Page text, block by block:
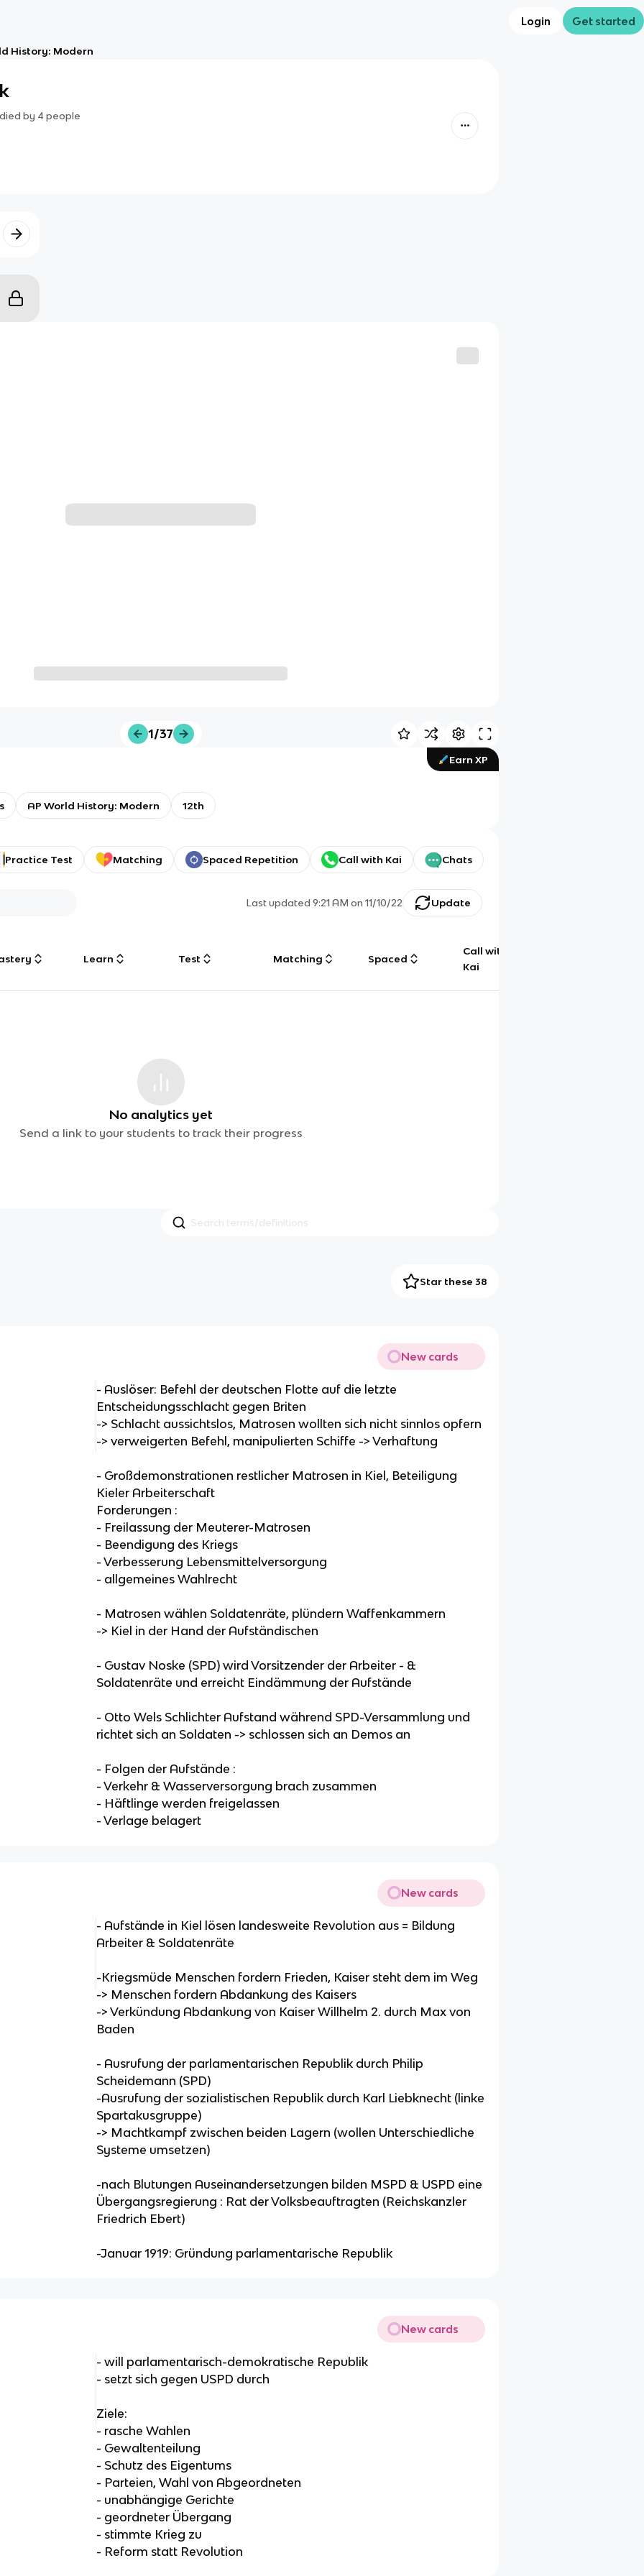
Login Get started
History: Modern
by 4 people
1/37
Earn XP
AP World History: Modern 12th
Practice Test Matching Spaced Repetition Call with Kai Chats
Last updated9:21 AM on 11/10/22 Update
Learn Test Matching Spaced
Call with
Kai
No analytics yet
Send a link to your students to track their progress
Star these 38
New cards
- Auslöser: Befehl der deutschen Flotte auf die letzte
Entscheidungsschlacht gegen Briten
-> Schlacht aussichtslos, Matrosen wollten sich nicht sinnlos opfern
-> verweigerten Befehl, manipulierten Schiffe -> Verhaftung
- Großdemonstrationen restlicher Matrosen in Kiel, Beteiligung
Kieler Arbeiterschaft
Forderungen :
- Freilassung der Meuterer-Matrosen
- Beendigung des Kriegs
- Verbesserung Lebensmittelversorgung
- allgemeines Wahlrecht
- Matrosen wählen Soldatenräte, plündern Waffenkammern
-> Kiel in der Hand der Aufständischen
- Gustav Noske (SPD) wird Vorsitzender der Arbeiter - &
Soldatenräte und erreicht Eindämmung der Aufstände
- Otto Wels Schlichter Aufstand während SPD-Versammlung und
richtet sich an Soldaten -> schlossen sich an Demos an
- Folgen der Aufstände :
- Verkehr & Wasserversorgung brach zusammen
- Häftlinge werden freigelassen
- Verlage belagert
New cards
- Aufstände in Kiel lösen landesweite Revolution aus = Bildung
Arbeiter & Soldatenräte
-Kriegsmüde Menschen fordern Frieden, Kaiser steht dem im Weg
-> Menschen fordern Abdankung des Kaisers
-> Verkündung Abdankung von Kaiser Willhelm 2. durch Max von
Baden
- Ausrufung der parlamentarischen Republik durch Philip
Scheidemann (SPD)
-Ausrufung der sozialistischen Republik durch Karl Liebknecht (linke
Spartakusgruppe)
-> Machtkampf zwischen beiden Lagern (wollen Unterschiedliche
Systeme umsetzen)
-nach Blutungen Auseinandersetzungen bilden MSPD & USPD eine
Übergangsregierung : Rat der Volksbeauftragten (Reichskanzler
Friedrich Ebert)
-Januar 1919: Gründung parlamentarische Republik
New cards
- will parlamentarisch-demokratische Republik
- setzt sich gegen USPD durch
Ziele:
- rasche Wahlen
- Gewaltenteilung
- Schutz des Eigentums
- Parteien, Wahl von Abgeordneten
- unabhängige Gerichte
- geordneter Übergang
- stimmte Krieg zu
- Reform statt Revolution